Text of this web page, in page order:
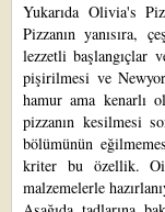
Yukarıda Olivia's
Pizzanın yanısıra,
lezzetli başlangıçlar
pişirilmesi ve
hamur ama kenarlı
pizzanın kesilmesi
bölümünün
kriter bu özellik.
malzemelerle